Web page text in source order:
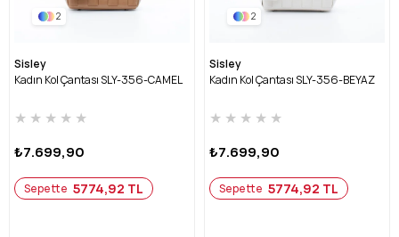
2
Sisley
Kadın Kol Çantası SLY-356-CAMEL
★ ★ ★ ★ ★
₺7.699,90
Sepette 5774,92 TL
2
Sisley
Kadın Kol Çantası SLY-356-BEYAZ
★ ★ ★ ★ ★
₺7.699,90
Sepette 5774,92 TL